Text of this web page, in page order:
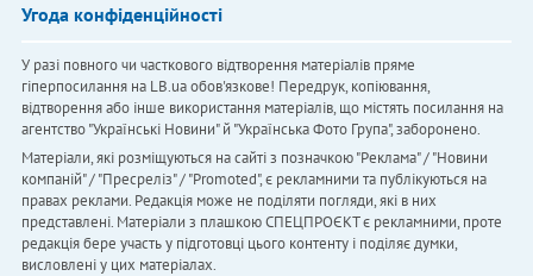
Угода конфіденційності
У разі повного чи часткового відтворення матеріалів пряме
гіперпосилання на LB.ua обов'язкове! Передрук, копіювання,
відтворення або інше використання матеріалів, що містять посилання на
агентство "Українськi Новини" й "Українська Фото Група", заборонено.
Матеріали, які розміщуються на сайті з позначкою "Реклама" / "Новини
компаній" / "Пресреліз" / "Promoted", є рекламними та публікуються на
правах реклами. Редакція може не поділяти погляди, які в них
представлені. Матеріали з плашкою СПЕЦПРОЄКТ є рекламними, проте
редакція бере участь у підготовці цього контенту і поділяє думки,
висловлені у цих матеріалах.